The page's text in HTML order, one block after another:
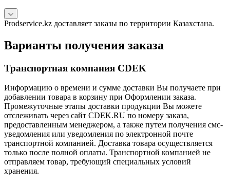
Prodservice.kz доставляет заказы по территории Казахстана.
Варианты получения заказа
Транспортная компания CDEK
Информацию о времени и сумме доставки Вы получаете при
добавлении товара в корзину при Оформлении заказа.
Промежуточные этапы доставки продукции Вы можете
отслеживать через сайт CDEK.RU по номеру заказа,
предоставленным менеджером, а также путем получения смс-
уведомления или уведомления по электронной почте
транспортной компанией. Доставка товара осуществляется
только после полной оплаты. Транспортной компанией не
отправляем товар, требующий специальных условий
хранения.